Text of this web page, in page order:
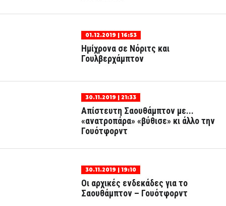
01.12.2019 | 16:53
Ημίχρονα σε Νόριτς και
Γουλβερχάμπτον
30.11.2019 | 21:33
Απίστευτη Σαουθάμπτον με...
«ανατροπάρα» «βύθισε» κι άλλο την
Γουότφορντ
30.11.2019 | 19:10
Οι αρχικές ενδεκάδες για το
Σαουθάμπτον – Γουότφορντ